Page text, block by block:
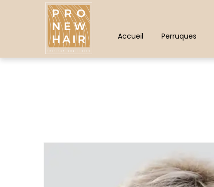
Accueil Perruques
Panneau de gestion des cookies